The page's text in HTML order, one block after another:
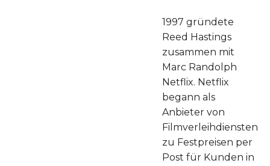
1997 gründete
Reed Hastings
zusammen mit
Marc Randolph
Netflix. Netflix
begann als
Anbieter von
Filmverleihdiensten
zu Festpreisen per
Post für Kunden in